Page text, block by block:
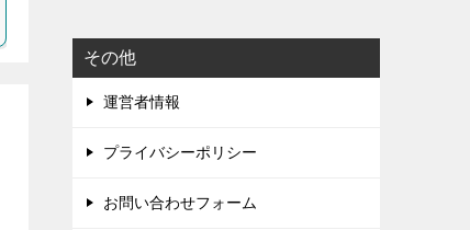
その他
運営者情報
プライバシーポリシー
お問い合わせフォーム